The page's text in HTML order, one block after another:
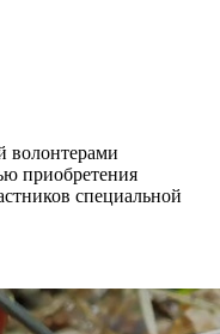
волонтерами
приобретения
специальной